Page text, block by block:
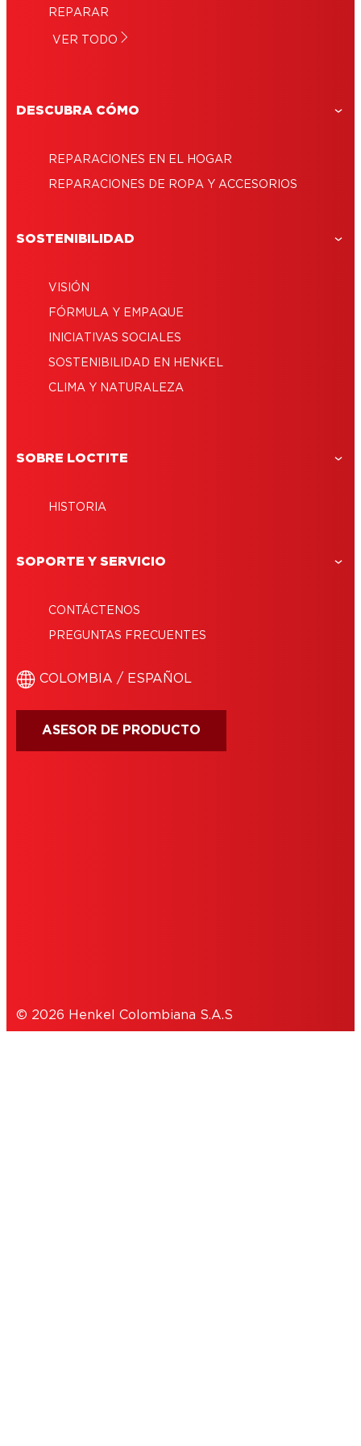
sin clavos ni tornillos
Superpegante líquido: aprende todo
adhesivo más adecuado para tu proyecto
Cómo aplicar resina epóxica: compartimos
REPARAR
VER TODO
DESCUBRA CÓMO
REPARACIONES EN EL HOGAR
REPARACIONES DE ROPA Y ACCESORIOS
SOSTENIBILIDAD
VISIÓN
FÓRMULA Y EMPAQUE
INICIATIVAS SOCIALES
SOSTENIBILIDAD EN HENKEL
CLIMA Y NATURALEZA
SOBRE LOCTITE
HISTORIA
SOPORTE Y SERVICIO
CONTÁCTENOS
PREGUNTAS FRECUENTES
COLOMBIA / ESPAÑOL
ASESOR DE PRODUCTO
© 2026 Henkel Colombiana S.A.S